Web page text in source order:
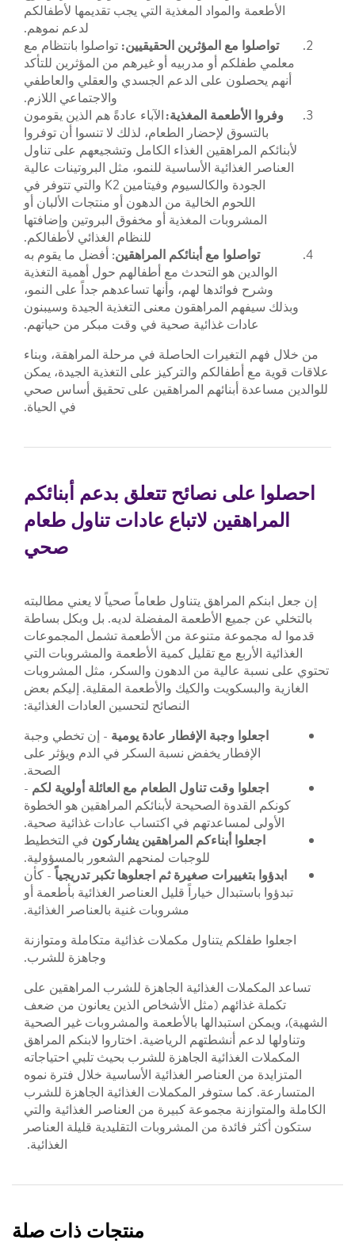
الأطعمة والمواد المغذية التي يجب تقديمها لأطفالكم
لدعم نموهم.
تواصلوا مع المؤثرين الحقيقيين: تواصلوا بانتظام مع
معلمي طفلكم أو مدربيه أو غيرهم من المؤثرين للتأكد
أنهم يحصلون على الدعم الجسدي والعقلي والعاطفي
والاجتماعي اللازم.
وفروا الأطعمة المغذية:الآباء عادةً هم الذين يقومون
بالتسوق لإحضار الطعام، لذلك لا تنسوا أن توفروا
لأبنائكم المراهقين الغذاء الكامل وتشجيعهم على تناول
العناصر الغذائية الأساسية للنمو، مثل البروتينات عالية
الجودة والكالسيوم وفيتامين K2 والتي تتوفر في
اللحوم الخالية من الدهون أو منتجات الألبان أو
المشروبات المغذية أو مخفوق البروتين وإضافتها
للنظام الغذائي لأطفالكم.
تواصلوا مع أبنائكم المراهقين: أفضل ما يقوم به
الوالدين هو التحدث مع أطفالهم حول أهمية التغذية
وشرح فوائدها لهم، وأنها تساعدهم جداً على النمو،
وبذلك سيفهم المراهقون معنى التغذية الجيدة وسيبنون
عادات غذائية صحية في وقت مبكر من حياتهم.
من خلال فهم التغيرات الحاصلة في مرحلة المراهقة، وبناء
علاقات قوية مع أطفالكم والتركيز على التغذية الجيدة، يمكن
للوالدين مساعدة أبنائهم المراهقين على تحقيق أساس صحي
في الحياة.
احصلوا على نصائح تتعلق بدعم أبنائكم
المراهقين لاتباع عادات تناول طعام
صحي
إن جعل ابنكم المراهق يتناول طعاماً صحياً لا يعني مطالبته
بالتخلي عن جميع الأطعمة المفضلة لديه. بل وبكل بساطة
قدموا له مجموعة متنوعة من الأطعمة تشمل المجموعات
الغذائية الأربع مع تقليل كمية الأطعمة والمشروبات التي
تحتوي على نسبة عالية من الدهون والسكر، مثل المشروبات
الغازية والبسكويت والكيك والأطعمة المقلية. إليكم بعض
النصائح لتحسين العادات الغذائية:
اجعلوا وجبة الإفطار عادة يومية - إن تخطي وجبة
الإفطار يخفض نسبة السكر في الدم ويؤثر على
الصحة.
اجعلوا وقت تناول الطعام مع العائلة أولوية لكم -
كونكم القدوة الصحيحة لأبنائكم المراهقين هو الخطوة
الأولى لمساعدتهم في اكتساب عادات غذائية صحية.
اجعلوا أبناءكم المراهقين يشاركون في التخطيط
للوجبات لمنحهم الشعور بالمسؤولية.
ابدؤوا بتغييرات صغيرة ثم اجعلوها تكبر تدريجياً- كأن
تبدؤوا باستبدال خياراً قليل العناصر الغذائية بأطعمة أو
مشروبات غنية بالعناصر الغذائية.
اجعلوا طفلكم يتناول مكملات غذائية متكاملة ومتوازنة
وجاهزة للشرب.
تساعد المكملات الغذائية الجاهزة للشرب المراهقين على
تكملة غذائهم (مثل الأشخاص الذين يعانون من ضعف
الشهية)، ويمكن استبدالها بالأطعمة والمشروبات غير الصحية
وتناولها لدعم أنشطتهم الرياضية. اختاروا لابنكم المراهق
المكملات الغذائية الجاهزة للشرب بحيث تلبي احتياجاته
المتزايدة من العناصر الغذائية الأساسية خلال فترة نموه
المتسارعة. كما ستوفر المكملات الغذائية الجاهزة للشرب
الكاملة والمتوازنة مجموعة كبيرة من العناصر الغذائية والتي
ستكون أكثر فائدة من المشروبات التقليدية قليلة العناصر
الغذائية.
منتجات ذات صلة